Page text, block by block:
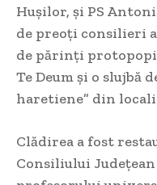
Hușilor, și PS
de preoți consilieri
de părinți
Te Deum și o slujbă
haretiene” din
Clădirea a fost
Consiliului